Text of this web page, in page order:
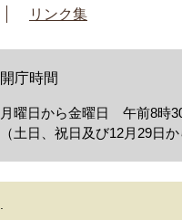
リンク集
開庁時間
月曜日から金曜日 午前8時
（土日、祝日及び12月29日